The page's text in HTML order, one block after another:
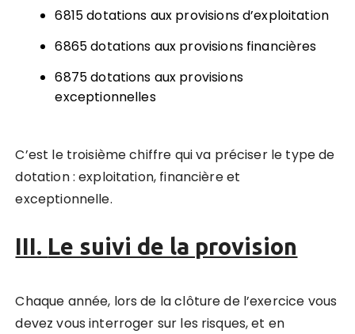
6815 dotations aux provisions d’exploitation
6865 dotations aux provisions financières
6875 dotations aux provisions
exceptionnelles
C’est le troisième chiffre qui va préciser le type de
dotation : exploitation, financière et
exceptionnelle.
III. Le suivi de la provision
Chaque année, lors de la clôture de l’exercice vous
devez vous interroger sur les risques, et en